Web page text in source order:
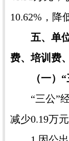
10.62%，降
五、单
费、培训费
（一）“
“三公”经
减少0.19万